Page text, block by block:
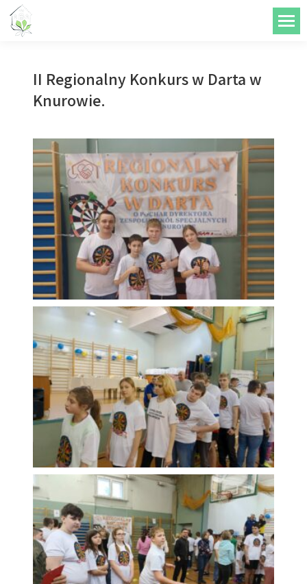
treści
II Regionalny Konkurs w Darta w
Knurowie.